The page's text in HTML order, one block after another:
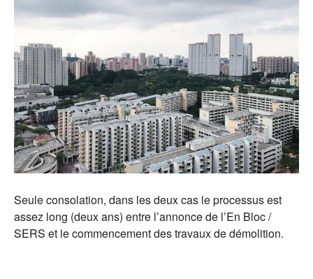
Seule consolation, dans les deux cas le processus est
assez long (deux ans) entre l’annonce de l’En Bloc /
SERS et le commencement des travaux de démolition.